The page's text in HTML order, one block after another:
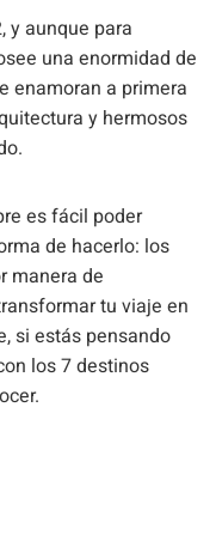
y aunque para
una enormidad de
enamoran a primera
y hermosos
es fácil poder
de hacerlo: los
manera de
tu viaje en
si estás pensando
los 7 destinos